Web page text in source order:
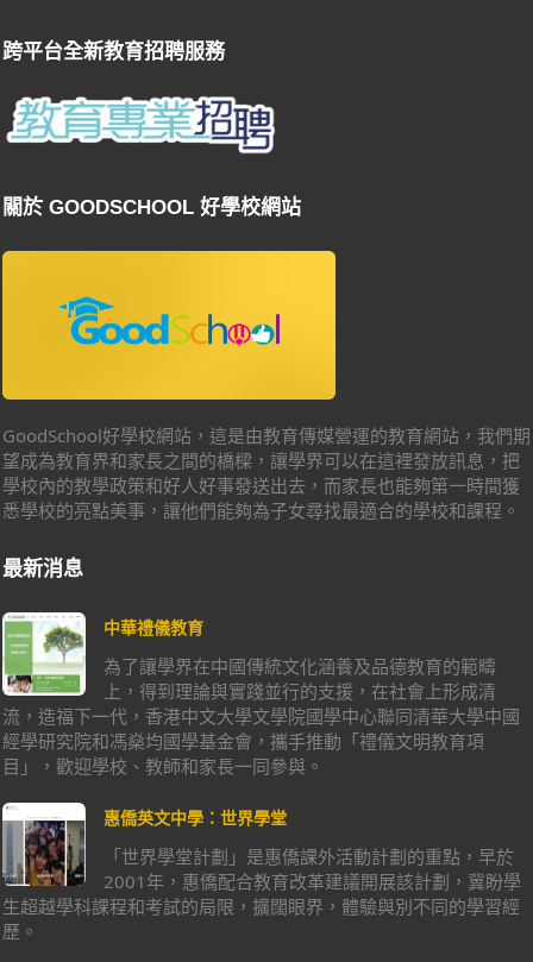
跨平台全新教育招聘服務
關於 GOODSCHOOL 好學校網站
GoodSchool好學校網站，這是由教育傳媒營運的教育網站，我們期
望成為教育界和家長之間的橋樑，讓學界可以在這裡發放訊息，把
學校內的教學政策和好人好事發送出去，而家長也能夠第一時間獲
悉學校的亮點美事，讓他們能夠為子女尋找最適合的學校和課程。
最新消息
中華禮儀教育
為了讓學界在中國傳統文化涵養及品德教育的範疇
上，得到理論與實踐並行的支援，在社會上形成清
流，造福下一代，香港中文大學文學院國學中心聯同清華大學中國
經學研究院和馮燊均國學基金會，攜手推動「禮儀文明教育項
目」，歡迎學校、教師和家長一同參與。
惠僑英文中學：世界學堂
「世界學堂計劃」是惠僑課外活動計劃的重點，早於
2001年，惠僑配合教育改革建議開展該計劃，冀盼學
生超越學科課程和考試的局限，擴闊眼界，體驗與別不同的學習經
歷。